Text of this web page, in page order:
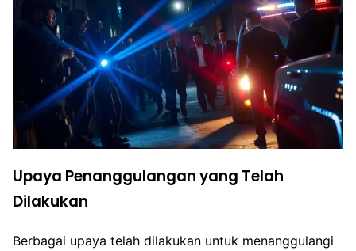
Upaya Penanggulangan yang Telah
Dilakukan
Berbagai upaya telah dilakukan untuk menanggulangi